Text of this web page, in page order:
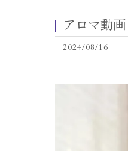
アロマ動
2024/08/16